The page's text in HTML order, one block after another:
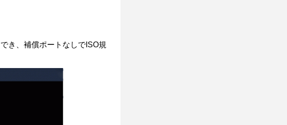
き、補償ポートなしでISO規